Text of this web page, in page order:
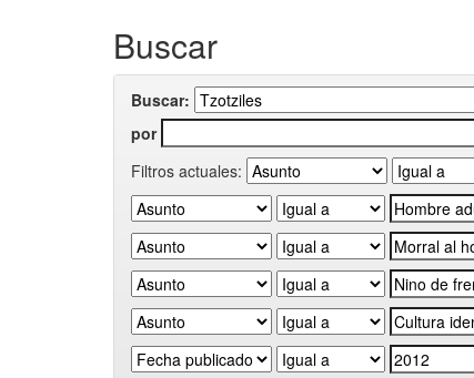
Buscar
Buscar:
por
Filtros actuales: